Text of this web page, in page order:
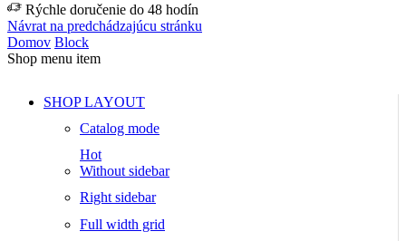
Rýchle doručenie do 48 hodín
Návrat na predchádzajúcu stránku
Domov Block
Shop menu item
SHOP LAYOUT
Catalog mode
Hot
Without sidebar
Right sidebar
Full width grid